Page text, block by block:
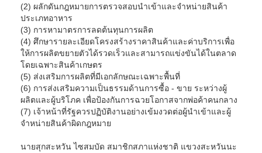
(2) ผลักดันกฎหมายการตรวจสอบนำเข้าและจำหน่ายสินค้า
ประเภทอาหาร
(3) การหามาตรการลดต้นทุนการผลิต
(4) ศึกษารายละเอียดโครงสร้างราคาสินค้าและค่าบริการเพื่อ
ให้การผลิตขยายตัวได้รวดเร็วและสามารถแข่งขันได้ในตลาด
โดยเฉพาะสินค้าเกษตร
(5) ส่งเสริมการผลิตที่มีเอกลักษณะเฉพาะพื้นที่
(6) การส่งเสริมความเป็นธรรมด้านการซื้อ - ขาย ระหว่างผู้
ผลิตและผู้บริโภค เพื่อป้องกันการฉวยโอกาสจากพ่อค้าคนกลาง
(7) เจ้าหน้าที่รัฐควรปฏิบัติงานอย่างเข้มงวดต่อผู้นำเข้าและผู้
จำหน่ายสินค้าผิดกฎหมาย
นายสุกสะหวัน ไซสมบัด สมาชิกสภาแห่งชาติ แขวงสะหวันนะ